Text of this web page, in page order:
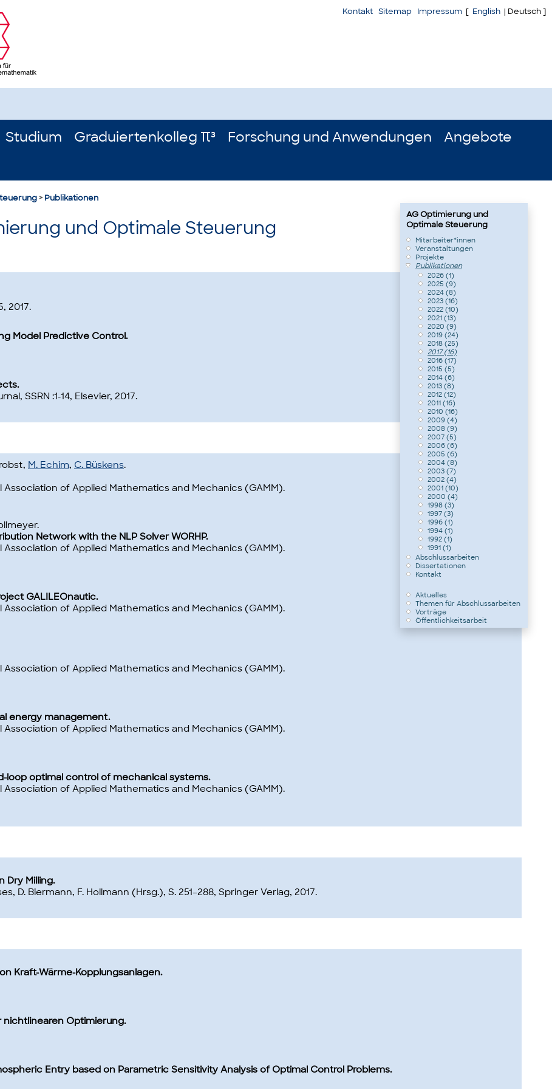
Studium Graduiertenkolleg π³ Forschung und Anwendungen
Angebote
> Publikationen
Kontakt Sitemap Impressum [ English | Deutsch ]
AG Optimierung und
Optimale Steuerung
Mitarbeiter*innen
Veranstaltungen
Projekte
Publikationen
2026 (1)
2025 (9)
2024 (8)
2023 (16)
2022 (10)
2021 (13)
2020 (9)
2019 (24)
2018 (25)
2017 (16)
2016 (17)
2015 (5)
2014 (6)
2013 (8)
2012 (12)
2011 (16)
2010 (16)
2009 (4)
2008 (9)
2007 (5)
2006 (6)
2005 (6)
2004 (8)
2003 (7)
2002 (4)
2001 (10)
2000 (4)
1998 (3)
1997 (3)
1996 (1)
1994 (1)
1992 (1)
1991 (1)
Abschlussarbeiten
Dissertationen
Kontakt
Aktuelles
Themen für Abschlussarbeiten
Vorträge
Öffentlichkeitsarbeit
und Optimale Steuerung
2017.
Model Predictive Control.
SSRN :1-14, Elsevier, 2017.
M. Echim, C. Büskens.
of Applied Mathematics and Mechanics (GAMM).
Network with the NLP Solver WORHP.
of Applied Mathematics and Mechanics (GAMM).
GALILEOnautic.
of Applied Mathematics and Mechanics (GAMM).
of Applied Mathematics and Mechanics (GAMM).
energy management.
of Applied Mathematics and Mechanics (GAMM).
loop optimal control of mechanical systems.
of Applied Mathematics and Mechanics (GAMM).
Dry Milling.
D. Biermann, F. Hollmann (Hrsg.), S. 251–288, Springer Verlag, 2017.
Kraft-Wärme-Kopplungsanlagen.
Optimierung.
Entry based on Parametric Sensitivity Analysis of Optimal Control Problems.